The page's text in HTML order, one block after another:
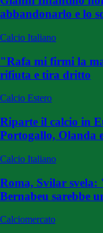
abbandonarlo e lo
Calcio Italiano
"Rafa mi firmi la
rifiuta e tira dritto
Calcio Estero
Riparte il calcio in
Portogallo, Olanda
Calcio Italiano
Roma, Svilar svela:
Bernabeu sarebbe
Calciomercato